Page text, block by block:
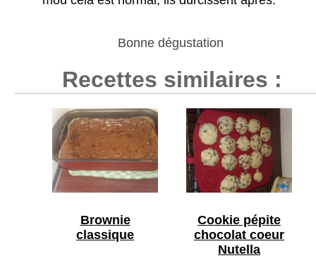
Bonne dégustation
Recettes similaires :
Brownie
classique
Cookie pépite
chocolat coeur
Nutella